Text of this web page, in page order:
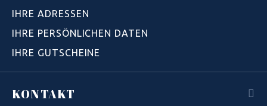
IHRE ADRESSEN
IHRE PERSÖNLICHEN DATEN
IHRE GUTSCHEINE
KONTAKT